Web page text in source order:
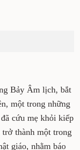
Bảy Âm lịch, bắt
một trong những
cứu mẹ khỏi kiếp
thành một trong
giáo, nhằm báo